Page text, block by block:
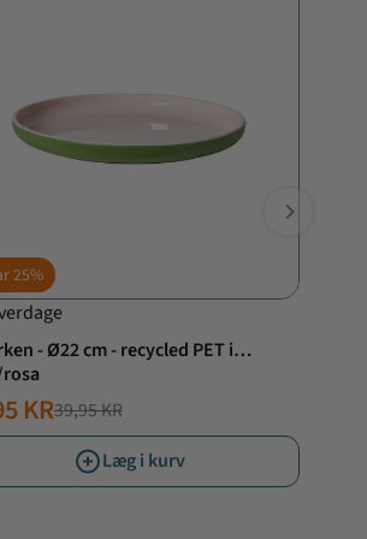
25%
- Ø22 cm - recycled PET i
39,95 KR
KR
Læg i kurv